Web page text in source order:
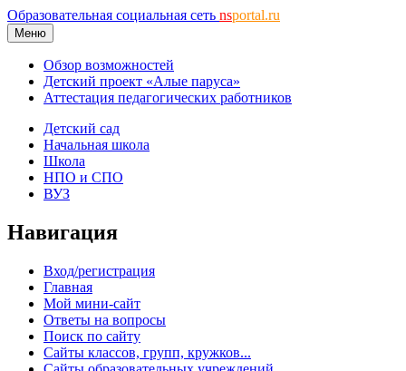
Образовательная социальная сеть nsportal.ru
Меню
Обзор возможностей
Детский проект «Алые паруса»
Аттестация педагогических работников
Детский сад
Начальная школа
Школа
НПО и СПО
ВУЗ
Навигация
Вход/регистрация
Главная
Мой мини-сайт
Ответы на вопросы
Поиск по сайту
Сайты классов, групп, кружков...